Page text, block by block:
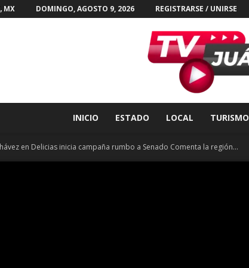
MX DOMINGO, AGOSTO 9, 2026 REGISTRARSE / UNIRSE
INICIO ESTADO LOCAL TURISMO
en Delicias inicia campaña rumbo a Senado Comenta la región...